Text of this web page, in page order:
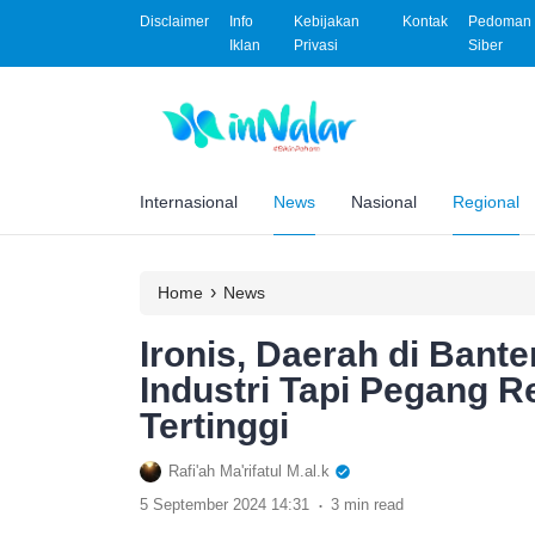
Disclaimer
Info
Iklan
Kebijakan
Privasi
Kontak
Siber
Internasional News Nasional Regional
Home › News
Ironis, Daerah di
Industri Tapi Pegang
Tertinggi
Rafi'ah Ma'rifatul M.al.k
5 September 2024 14:31
. 3 min read